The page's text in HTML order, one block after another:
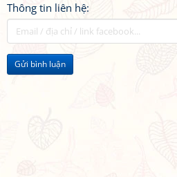
Thông tin liên hệ:
Gửi bình luận